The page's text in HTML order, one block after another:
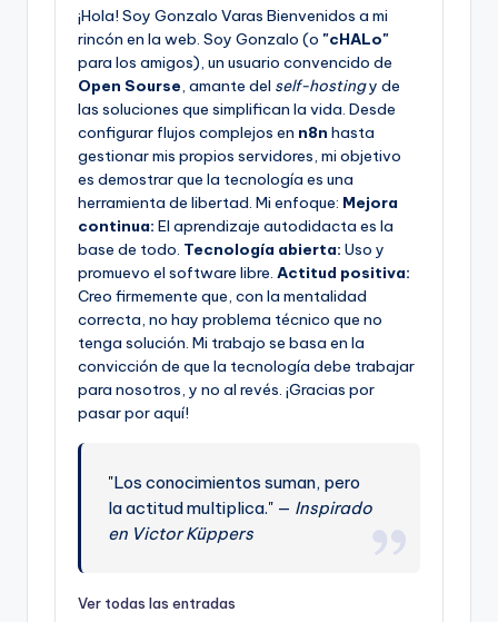
¡Hola! Soy Gonzalo Varas Bienvenidos a mi
rincón en la web. Soy Gonzalo (o "cHALo"
para los amigos), un usuario convencido de
Open Sourse, amante del self-hostingy de
las soluciones que simplifican la vida. Desde
configurar flujos complejos en n8n hasta
gestionar mis propios servidores, mi objetivo
es demostrar que la tecnología es una
herramienta de libertad. Mi enfoque: Mejora
continua: El aprendizaje autodidacta es la
base de todo. Tecnología abierta: Uso y
promuevo el software libre. Actitud positiva:
Creo firmemente que, con la mentalidad
correcta, no hay problema técnico que no
tenga solución. Mi trabajo se basa en la
convicción de que la tecnología debe trabajar
para nosotros, y no al revés. ¡Gracias por
pasar por aquí!
"Los conocimientos suman, pero
la actitud multiplica." — Inspirado
en Victor Küppers
Ver todas las entradas